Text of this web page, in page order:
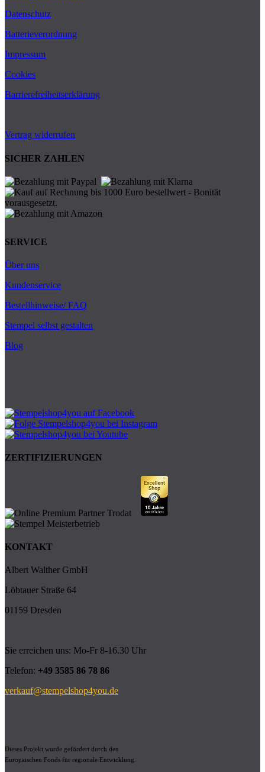
Datenschutz
Batterieverordnung
Impressum
Cookies
Barrierefreiheitserklärung
Vertrag widerrufen
SICHER ZAHLEN
SERVICE
Über uns
Kundenservice
Bestellhinweise/ FAQ
Stempel selbst gestalten
Blog
ZERTIFIZIERUNGEN
KONTAKT
Albert Walther GmbH
Löbtauer Straße 64
01159 Dresden
Sie erreichen uns: Mo-Fr 8-16.30 Uhr
Telefon: +49 3585 86 78 86
verkauf@stempelshop4you.de
Dieses Projekt wurde gefördert durch den
Europäischen Fonds für regionale Entwicklung.